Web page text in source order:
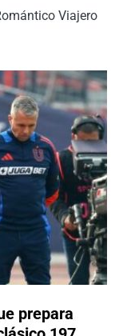
Viajero
prepara